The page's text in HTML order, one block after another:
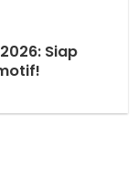
Siap